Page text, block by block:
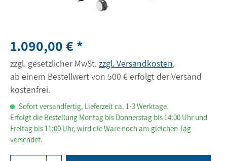
1.090,00 € *
zzgl. gesetzlicher MwSt. zzgl. Versandkosten,
ab einem Bestellwert von 500 € erfolgt der Versand
kostenfrei.
Sofort versandfertig, Lieferzeit ca. 1-3 Werktage.
Erfolgt die Bestellung Montag bis Donnerstag bis 14:00 Uhr und
Freitag bis 11:00 Uhr, wird die Ware noch am gleichen Tag
versendet.